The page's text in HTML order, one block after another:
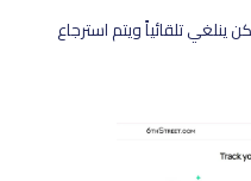
خلال 4 أيام ممكن ينلغي تلقائياً ويتم استرجاع